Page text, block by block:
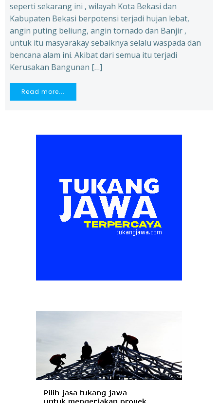
seperti sekarang ini , wilayah Kota Bekasi dan
Kabupaten Bekasi berpotensi terjadi hujan lebat,
angin puting beliung, angin tornado dan Banjir ,
untuk itu masyarakay sebaiknya selalu waspada dan
bencana alam ini. Akibat dari semua itu terjadi
Kerusakan Bangunan […]
Read more...